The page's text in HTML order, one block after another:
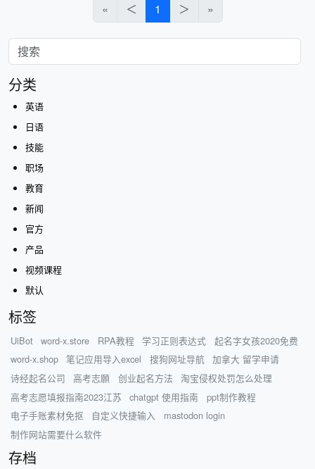
« ＜ 1 ＞ »
分类
英语
日语
技能
职场
教育
新闻
官方
产品
视频课程
默认
标签
UiBot word-x.store RPA教程 学习正则表达式
起名字女孩2020免费
word-x.shop
笔记应用导入excel 搜狗网址导航
加拿大 留学申请
诗经起名公司
高考志願 创业起名方法
淘宝侵权处罚怎么处理
高考志愿填报指南2023江苏
chatgpt 使用指南
ppt制作教程
电子手账素材免抠
自定义快捷输入
mastodon login
制作网站需要什么软件
存档